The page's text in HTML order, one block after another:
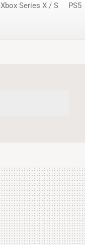
Xbox Series X / S PS5